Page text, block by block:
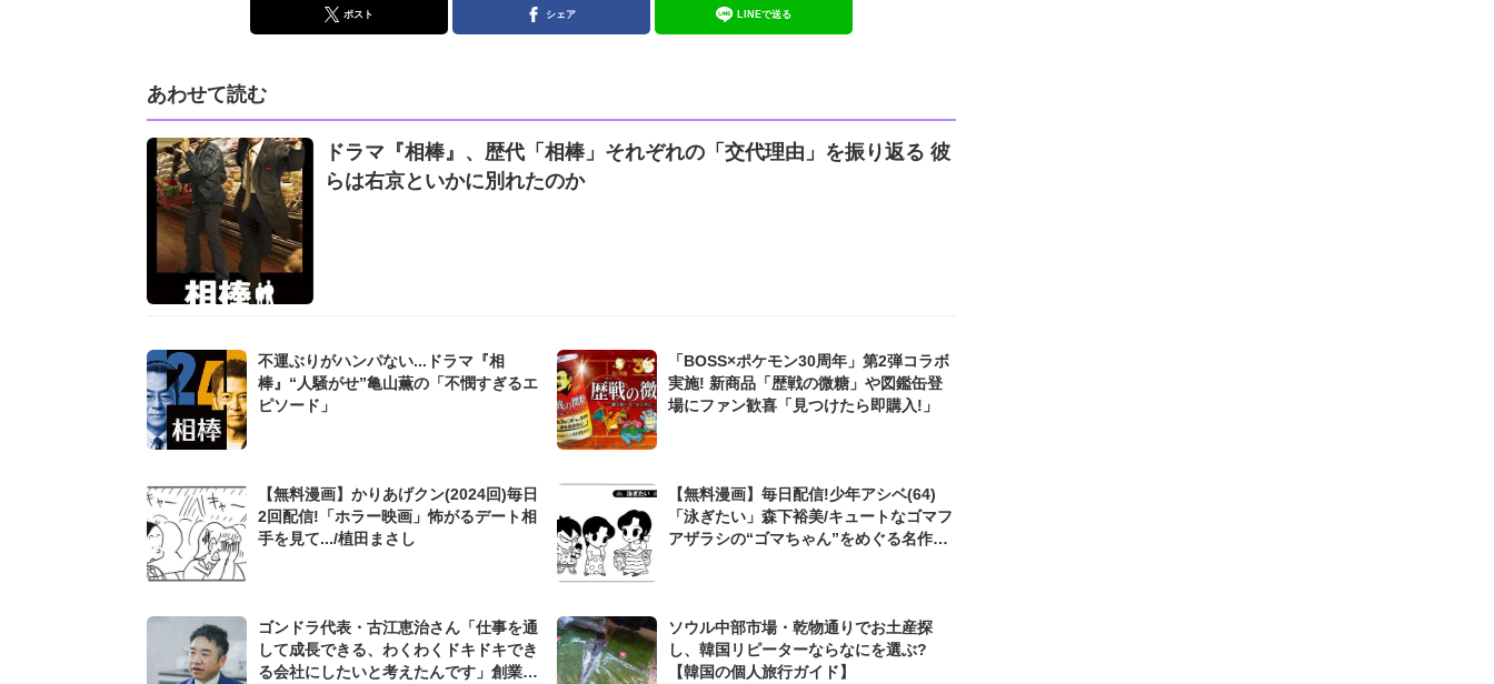
ポスト シェア LINEで送る
あわせて読む
ドラマ『相棒』、歴代「相棒」それぞれの「交代理由」を振り返る 彼
らは右京といかに別れたのか
不運ぶりがハンパない...ドラマ『相
棒』“人騒がせ”亀山薫の「不憫すぎるエ
ピソード」
「BOSS×ポケモン30周年」第2弾コラボ
実施! 新商品「歴戦の微糖」や図鑑缶登
場にファン歓喜「見つけたら即購入!」
【無料漫画】かりあげクン(2024回)毎日
2回配信!「ホラー映画」怖がるデート相
手を見て.../植田まさし
【無料漫画】毎日配信!少年アシベ(64)
「泳ぎたい」森下裕美/キュートなゴマフ
アザラシの“ゴマちゃん”をめぐる名作ギ
ゴンドラ代表・古江恵治さん「仕事を通
して成長できる、わくわくドキドキでき
る会社にしたいと考えたんです」創業来
ソウル中部市場・乾物通りでお土産探
し、韓国リピーターならなにを選ぶ?
【韓国の個人旅行ガイド】